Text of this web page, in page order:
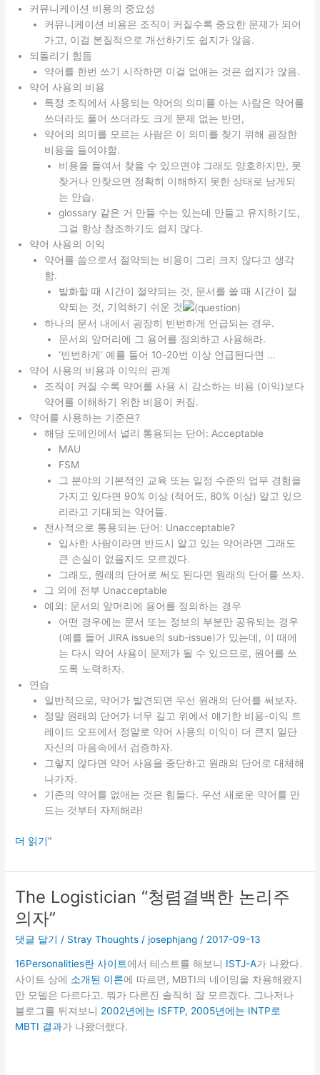
읽
커뮤니케이션 비용의 중요성
커뮤니케이션 비용은 조직이 커질수록 중요한 문제가 되어
가고, 이걸 본질적으로 개선하기도 쉽지가 않음.
되돌리기 힘듬
약어를 한번 쓰기 시작하면 이걸 없애는 것은 쉽지가 않음.
약어 사용의 비용
특정 조직에서 사용되는 약어의 의미를 아는 사람은 약어를
쓰더라도 풀어 쓰더라도 크게 문제 없는 반면,
약어의 의미를 모르는 사람은 이 의미를 찾기 위해 굉장한
비용을 들여야함.
비용을 들여서 찾을 수 있으면야 그래도 양호하지만, 못
찾거나 안찾으면 정확히 이해하지 못한 상태로 남게되
는 안습.
glossary 같은 거 만들 수는 있는데 만들고 유지하기도,
그걸 항상 참조하기도 쉽지 않다.
약어 사용의 이익
약어를 씀으로서 절약되는 비용이 그리 크지 않다고 생각
함.
발화할 때 시간이 절약되는 것, 문서를 쓸 때 시간이 절
약되는 것, 기억하기 쉬운 것
하나의 문서 내에서 굉장히 빈번하게 언급되는 경우.
문서의 앞머리에 그 용어를 정의하고 사용해라.
‘빈번하게’ 예를 들어 10-20번 이상 언급된다면 …
약어 사용의 비용과 이익의 관계
조직이 커질 수록 약어를 사용 시 감소하는 비용 (이익)보다
약어를 이해하기 위한 비용이 커짐.
약어를 사용하는 기준은?
해당 도메인에서 널리 통용되는 단어: Acceptable
MAU
FSM
그 분야의 기본적인 교육 또는 일정 수준의 업무 경험을
가지고 있다면 90% 이상 (적어도, 80% 이상) 알고 있으
리라고 기대되는 약어들.
전사적으로 통용되는 단어: Unacceptable?
입사한 사람이라면 반드시 알고 있는 약어라면 그래도
큰 손실이 없을지도 모르겠다.
그래도, 원래의 단어로 써도 된다면 원래의 단어를 쓰자.
그 외에 전부 Unacceptable
예외: 문서의 앞머리에 용어를 정의하는 경우
어떤 경우에는 문서 또는 정보의 부분만 공유되는 경우
(예를 들어 JIRA issue의 sub-issue)가 있는데, 이 때에
는 다시 약어 사용이 문제가 될 수 있으므로, 원어를 쓰
도록 노력하자.
연습
일반적으로, 약어가 발견되면 우선 원래의 단어를 써보자.
정말 원래의 단어가 너무 길고 위에서 얘기한 비용-이익 트
레이드 오프에서 정말로 약어 사용의 이익이 더 큰지 일단
자신의 마음속에서 검증하자.
그렇지 않다면 약어 사용을 중단하고 원래의 단어로 대체해
나가자.
기존의 약어를 없애는 것은 힘들다. 우선 새로운 약어를 만
드는 것부터 자제해라!
약
(abbreviation)
쓰
지
맙
다
더 읽기"
The Logistician “청렴결백한 논리주
의자”
댓글 달기 / Stray Thoughts /josephjang / 2017-09-13
16Personalities란 사이트에서 테스트를 해보니 ISTJ-A가 나왔다.
사이트 상에 소개된 이론에 따르면, MBTI의 네이밍을 차용해왔지
만 모델은 다르다고. 뭐가 다른진 솔직히 잘 모르겠다. 그나저나
블로그를 뒤져보니 2002년에는 ISFTP, 2005년에는 INTP로
MBTI 결과가 나왔더랬다.